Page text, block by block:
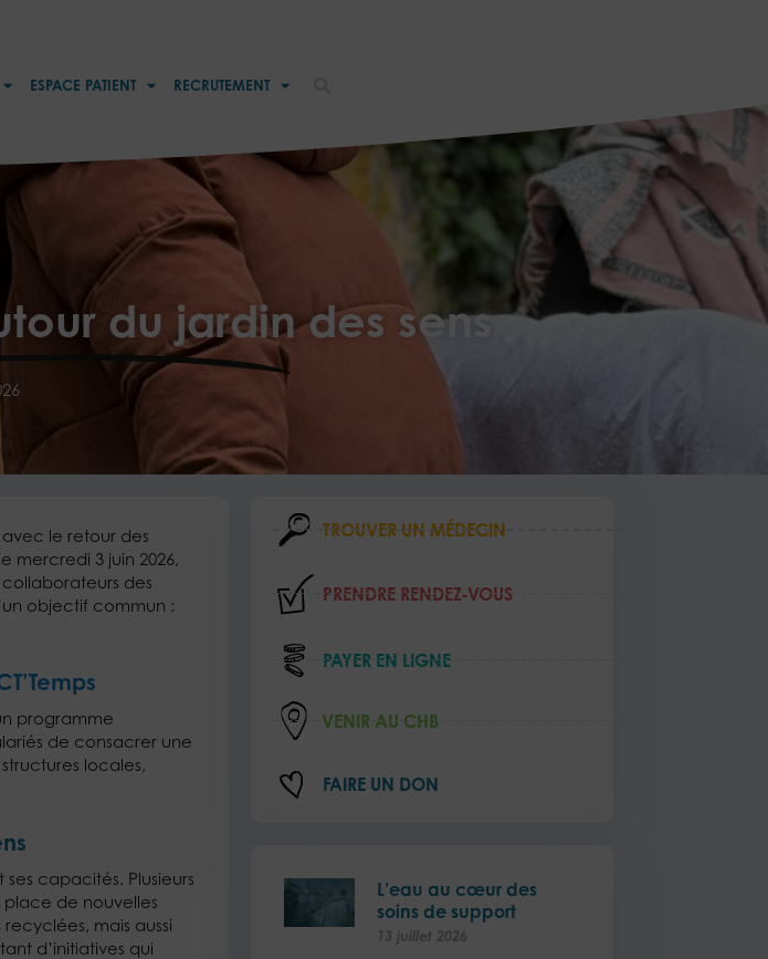
ESPACE PATIENT RECRUTEMENT
du jardin des sens
le retour des
mercredi 3 juin 2026,
des
objectif commun :
programme
de consacrer une
locales,
capacités. Plusieurs
place de nouvelles
mais aussi
d’initiatives qui
TROUVER UN MÉDECIN
PRENDRE RENDEZ‑VOUS
PAYER EN LIGNE
VENIR AU CHB
FAIRE UN DON
L’eau au cœur des
soins de support
13 juillet 2026